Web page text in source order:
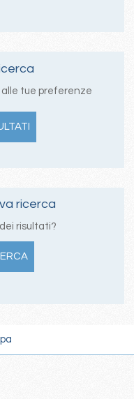
alle tue preferenze
ricerca
risultati?